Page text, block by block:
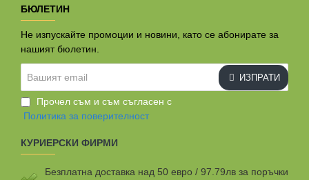
БЮЛЕТИН
Не изпускайте промоции и новини, като се абонирате за
нашият бюлетин.
email
ИЗПРАТИ
Прочел съм и съм съгласен с
Политика за поверителност
КУРИЕРСКИ ФИРМИ
Безплатна доставка над 50 евро / 97.79лв за поръчки